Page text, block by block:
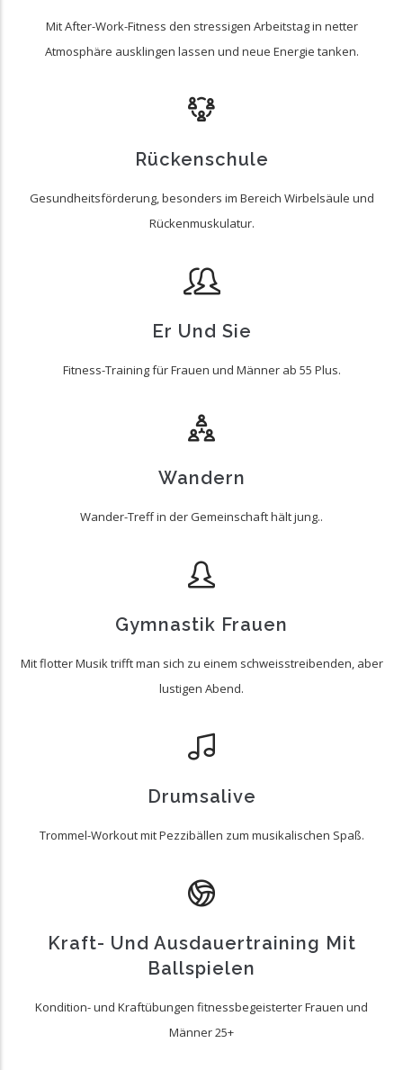
Mit After-Work-Fitness den stressigen Arbeitstag in netter
Atmosphäre ausklingen lassen und neue Energie tanken.
Rückenschule
Gesundheitsförderung, besonders im Bereich Wirbelsäule und
Rückenmuskulatur.
Er Und Sie
Fitness-Training für Frauen und Männer ab 55 Plus.
Wandern
Wander-Treff in der Gemeinschaft hält jung..
Gymnastik Frauen
Mit flotter Musik trifft man sich zu einem schweisstreibenden, aber
lustigen Abend.
Drumsalive
Trommel-Workout mit Pezzibällen zum musikalischen Spaß.
Kraft- Und Ausdauertraining Mit
Ballspielen
Kondition- und Kraftübungen fitnessbegeisterter Frauen und
Männer 25+